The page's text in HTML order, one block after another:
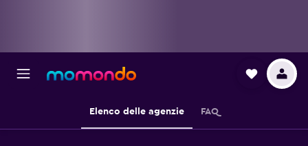
Elenco delle agenzie FAQ